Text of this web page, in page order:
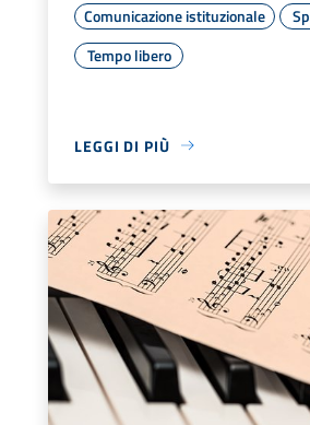
Comunicazione istituzionale
Tempo libero
LEGGI DI PIÙ